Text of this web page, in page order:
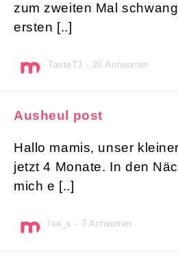
zum zweiten Mal
ersten [..]
TanteTJ - 20 Antworten
Ausheul post
Hallo mamis, unser
jetzt 4 Monate. In den
mich e [..]
Isa_s - 7 Antworten